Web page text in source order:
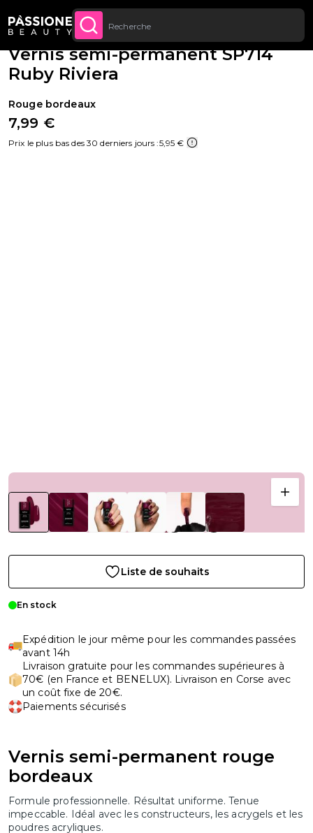
10 € DE RÉDUCTION sur toutes les
commandes à partir de 100 € !
PROFITEZ-
EN
Livraison gratuite sur toutes les commandes à
CONTENU
Fil d'Ariane
Semi-permanents · Couleurs
Vernis semi-permanent SP714
Ruby Riviera
Rouge bordeaux
7,99 €
Prix le plus bas des 30 derniers jours :5,95 €
Liste de souhaits
En stock
Expédition le jour même pour les commandes passées
avant 14h
Livraison gratuite pour les commandes supérieures à
70€ (en France et BENELUX). Livraison en Corse avec
un coût fixe de 20€.
Paiements sécurisés
Vernis semi-permanent rouge
bordeaux
Formule professionnelle. Résultat uniforme. Tenue
impeccable. Idéal avec les constructeurs, les acrygels et les
poudres acryliques.